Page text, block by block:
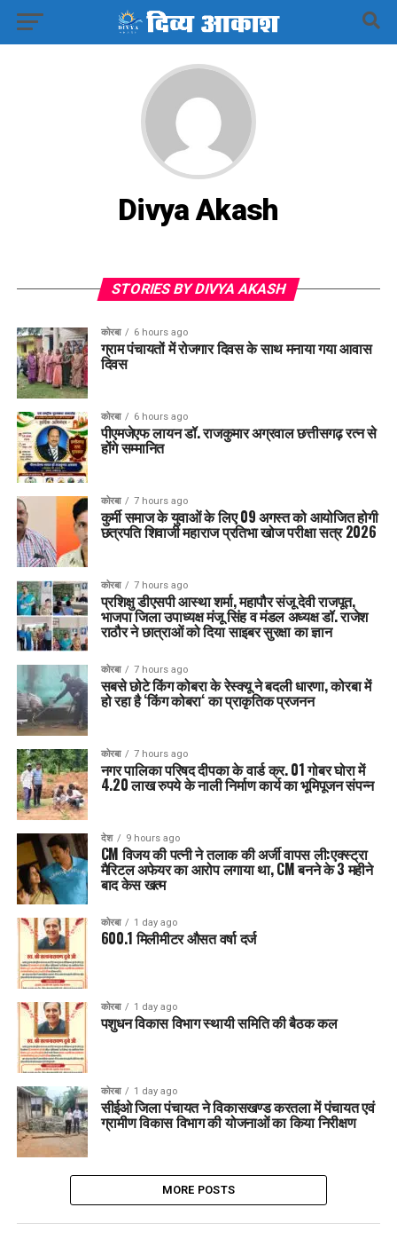
Divya Akash
STORIES BY DIVYA AKASH
कोरबा 6 hours ago
ग्राम पंचायतों में रोजगार दिवस के साथ मनाया गया आवास
दिवस
कोरबा 6 hours ago
पीएमजेएफ लायन डॉ. राजकुमार अग्रवाल छत्तीसगढ़ रत्न से
होंगे सम्मानित
कोरबा 7 hours ago
कुर्मी समाज के युवाओं के लिए 09 अगस्त को आयोजित होगी
छत्रपति शिवाजी महाराज प्रतिभा खोज परीक्षा सत्र 2026
कोरबा 7 hours ago
प्रशिक्षु डीएसपी आस्था शर्मा, महापौर संजू देवी राजपूत,
भाजपा जिला उपाध्यक्ष मंजू सिंह व मंडल अध्यक्ष डॉ. राजेश
राठौर ने छात्राओं को दिया साइबर सुरक्षा का ज्ञान
कोरबा 7 hours ago
सबसे छोटे किंग कोबरा के रेस्क्यू ने बदली धारणा, कोरबा में
हो रहा है ‘किंग कोबरा‘ का प्राकृतिक प्रजनन
कोरबा 7 hours ago
नगर पालिका परिषद दीपका के वार्ड क्र. 01 गोबर घोरा में
4.20 लाख रुपये के नाली निर्माण कार्य का भूमिपूजन संपन्न
देश 9 hours ago
CM विजय की पत्नी ने तलाक की अर्जी वापस ली:एक्स्ट्रा
मैरिटल अफेयर का आरोप लगाया था, CM बनने के 3 महीने
बाद केस खत्म
कोरबा 1 day ago
600.1 मिलीमीटर औसत वर्षा दर्ज
कोरबा 1 day ago
पशुधन विकास विभाग स्थायी समिति की बैठक कल
कोरबा 1 day ago
सीईओ जिला पंचायत ने विकासखण्ड करतला में पंचायत एवं
ग्रामीण विकास विभाग की योजनाओं का किया निरीक्षण
MORE POSTS